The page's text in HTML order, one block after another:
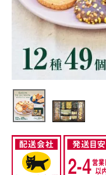
GIFT ギフトシーンから探す
ご利用ガイド
特定商取引法について
お問い合わせ